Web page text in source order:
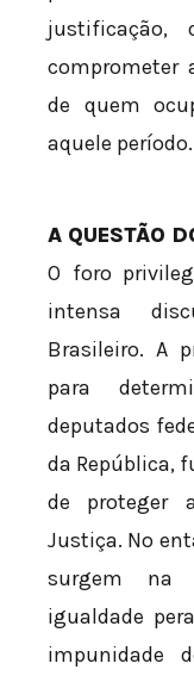
comprometer
de quem
aquele período.
A QUESTÃO
O foro
intensa
Brasileiro. A
para
deputados
da República,
de proteger
Justiça. No
surgem na
igualdade
impunidade